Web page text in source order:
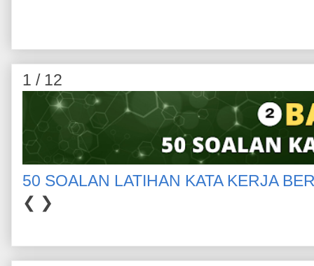
1 / 12
50 SOALAN LATIHAN KATA KERJA
❮ ❯